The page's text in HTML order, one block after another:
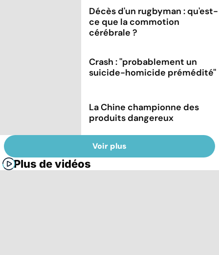
Décès d'un rugbyman : qu'est-
ce que la commotion
cérébrale ?
Crash : ''probablement un
suicide-homicide prémédité''
La Chine championne des
produits dangereux
Voir plus
Plus de vidéos